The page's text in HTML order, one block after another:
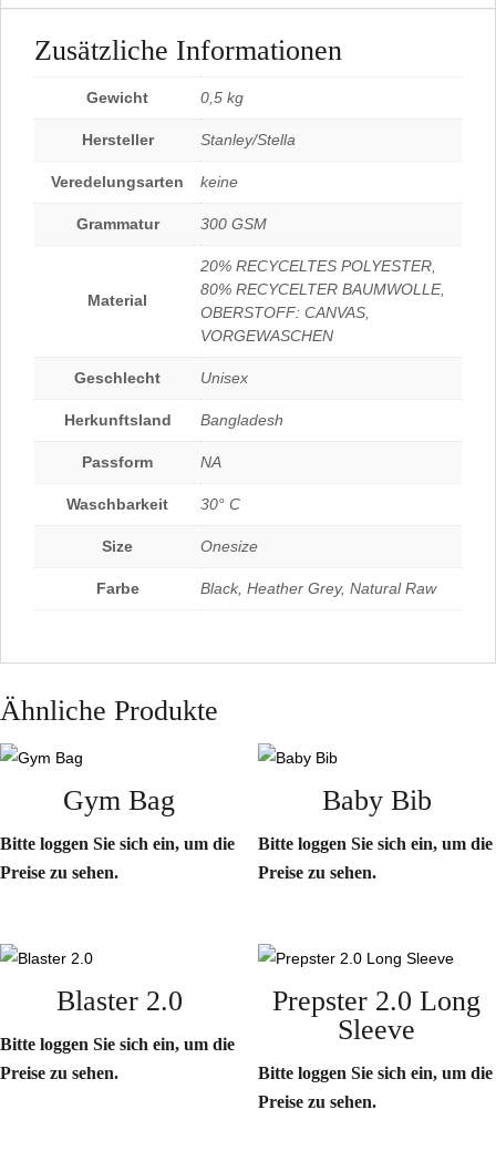
Zusätzliche Informationen
Gewicht 0,5 kg
Hersteller Stanley/Stella
Veredelungsarten keine
Grammatur 300 GSM
Material
20% RECYCELTES POLYESTER,
80% RECYCELTER BAUMWOLLE,
OBERSTOFF: CANVAS,
VORGEWASCHEN
Geschlecht Unisex
Herkunftsland Bangladesh
Passform NA
Waschbarkeit 30° C
Size Onesize
Farbe Black, Heather Grey, Natural Raw
Ähnliche Produkte
Gym Bag
Bitte loggen Sie sich ein, um die
Preise zu sehen.
Baby Bib
Bitte loggen Sie sich ein, um die
Preise zu sehen.
Blaster 2.0
Bitte loggen Sie sich ein, um die
Preise zu sehen.
Prepster 2.0 Long
Sleeve
Bitte loggen Sie sich ein, um die
Preise zu sehen.